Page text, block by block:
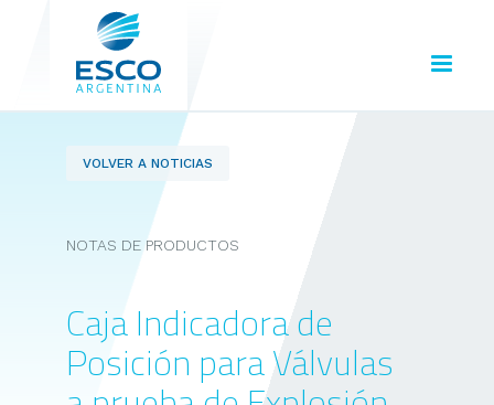
VOLVER A NOTICIAS
NOTAS DE PRODUCTOS
Caja Indicadora de
Posición para Válvulas